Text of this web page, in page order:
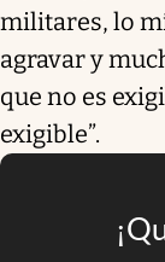
militares, lo
agravar y
que no es
exigible”.